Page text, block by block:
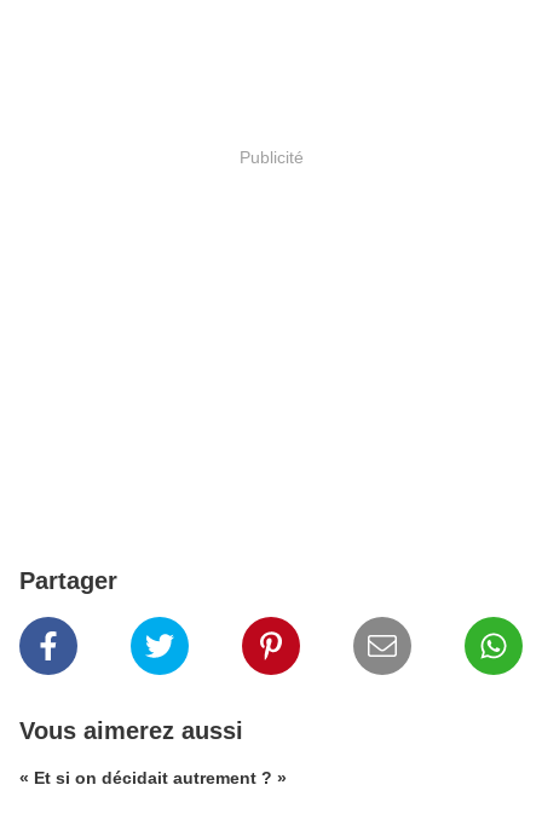
Publicité
Partager
Vous aimerez aussi
« Et si on décidait autrement ? »